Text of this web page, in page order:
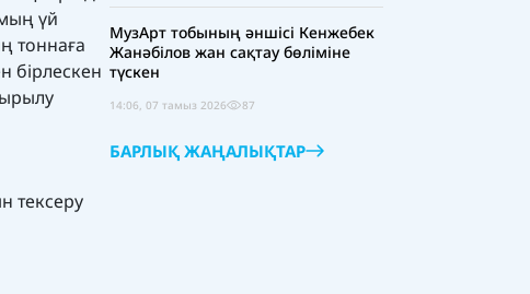
үй
тоннаға
бірлескен
тексеру
МузАрт тобының әншісі Кенжебек
Жанәбілов жан сақтау бөліміне
түскен
14:06, 07 тамыз 2026 87
БАРЛЫҚ ЖАҢАЛЫҚТАР